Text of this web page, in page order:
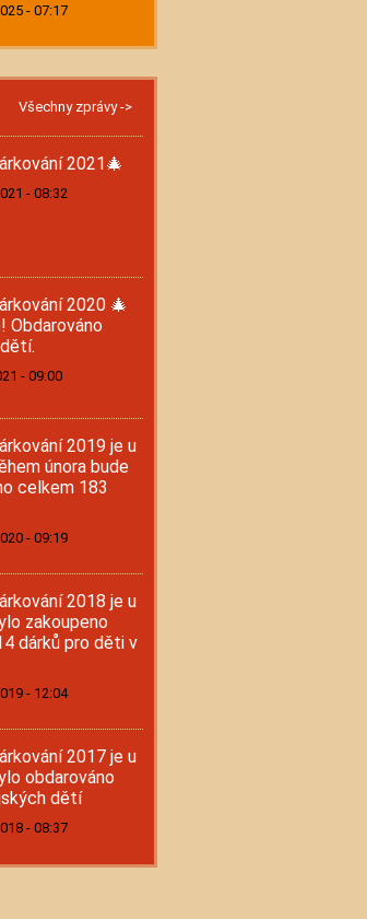
- 07:17
Všechny zprávy ->
2021🎄
- 08:32
2020 🎄
Obdarováno
- 09:00
2019 je u
února bude
celkem 183
- 09:19
2018 je u
zakoupeno
dárků pro děti v
- 12:04
2017 je u
obdarováno
dětí
- 08:37